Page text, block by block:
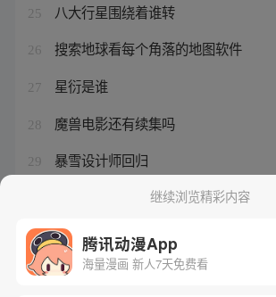
25 八大行星围绕着谁转
26 搜索地球看每个角落的地图软件
27 星衍是谁
28 魔兽电影还有续集吗
29 暴雪设计师回归
第五人格角色的生日是什么时候
继续浏览精彩内容
腾讯动漫App
海量漫画 新人7天免费看